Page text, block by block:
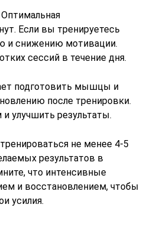
Если вы тренируетесь
и снижению мотивации.
сессий в течение дня.
подготовить мышцы и
после тренировки.
улучшить результаты.
не менее 4-5
результатов в
что интенсивные
и восстановлением, чтобы
усилия.